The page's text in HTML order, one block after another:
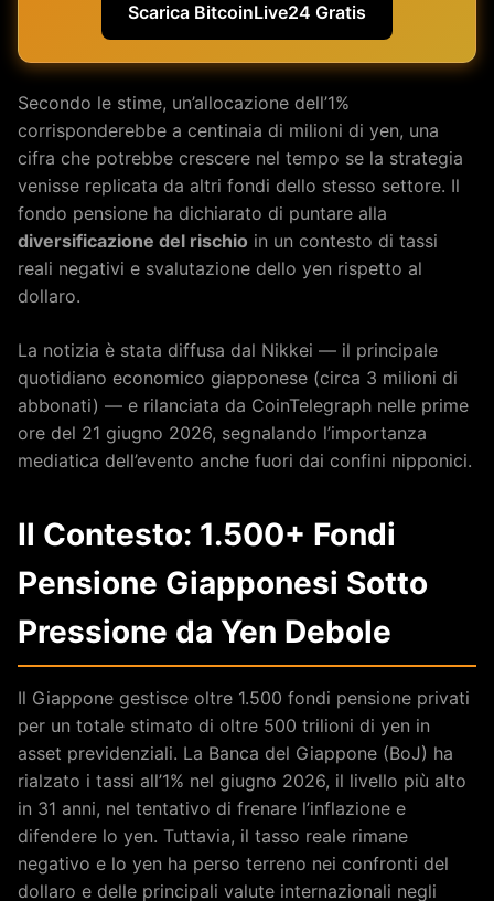
Scarica BitcoinLive24 Gratis
Secondo le stime, un’allocazione dell’1%
corrisponderebbe a centinaia di milioni di yen, una
cifra che potrebbe crescere nel tempo se la strategia
venisse replicata da altri fondi dello stesso settore. Il
fondo pensione ha dichiarato di puntare alla
diversificazione del rischio in un contesto di tassi
reali negativi e svalutazione dello yen rispetto al
dollaro.
La notizia è stata diffusa dal Nikkei — il principale
quotidiano economico giapponese (circa 3 milioni di
abbonati) — e rilanciata da CoinTelegraph nelle prime
ore del 21 giugno 2026, segnalando l’importanza
mediatica dell’evento anche fuori dai confini nipponici.
Il Contesto: 1.500+ Fondi
Pensione Giapponesi Sotto
Pressione da Yen Debole
Il Giappone gestisce oltre 1.500 fondi pensione privati
per un totale stimato di oltre 500 trilioni di yen in
asset previdenziali. La Banca del Giappone (BoJ) ha
rialzato i tassi all’1% nel giugno 2026, il livello più alto
in 31 anni, nel tentativo di frenare l’inflazione e
difendere lo yen. Tuttavia, il tasso reale rimane
negativo e lo yen ha perso terreno nei confronti del
dollaro e delle principali valute internazionali negli